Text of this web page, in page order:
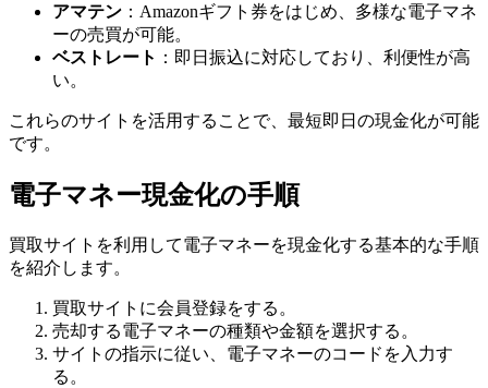
アマテン ：Amazonギフト券をはじめ、多様な電子マネ
ーの売買が可能。
ベストレート ：即日振込に対応しており、利便性が高
い。
これらのサイトを活用することで、最短即日の現金化が可能
です。
電子マネー現金化の手順
買取サイトを利用して電子マネーを現金化する基本的な手順
を紹介します。
買取サイトに会員登録をする。
売却する電子マネーの種類や金額を選択する。
サイトの指示に従い、電子マネーのコードを入力す
る。